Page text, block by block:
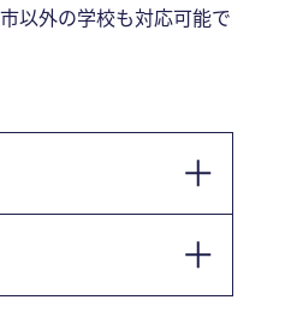
以外の学校も対応可能で
等学校
等学校